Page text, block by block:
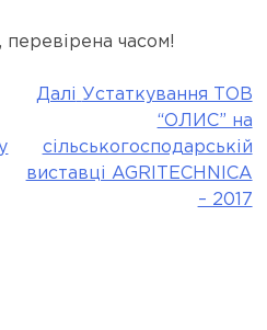
часом!
Далі Устаткування ТОВ
“ОЛИС” на
сільськогосподарській
виставці AGRITECHNICA
– 2017